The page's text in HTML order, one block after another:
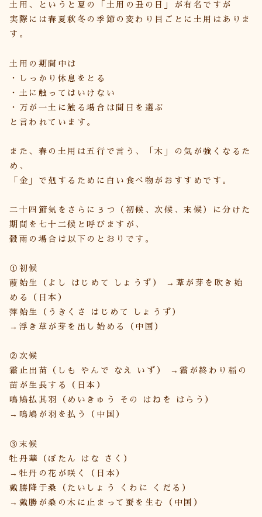
土用、というと夏の「土用の丑の日」が有名ですが
実際には春夏秋冬の季節の変わり目ごとに土用はありま
す。
土用の期間中は
・しっかり休息をとる
・土に触ってはいけない
・万が一土に触る場合は間日を選ぶ
と言われています。
また、春の土用は五行で言う、「木」の気が強くなるた
め、
「金」で剋するために白い食べ物がおすすめです。
二十四節気をさらに３つ（初候、次候、末候）に分けた
期間を七十二候と呼びますが、
穀雨の場合は以下のとおりです。
①初候
葭始生（よし はじめて しょうず） →葦が芽を吹き始
める（日本）
萍始生（うきくさ はじめて しょうず）
→浮き草が芽を出し始める（中国）
②次候
霜止出苗（しも やんで なえ いず） →霜が終わり稲の
苗が生長する（日本）
鳴鳩払其羽（めいきゅう その はねを はらう）
→鳴鳩が羽を払う（中国）
③末候
牡丹華（ぼたん はな さく）
→牡丹の花が咲く（日本）
戴勝降于桑（たいしょう くわに くだる）
→戴勝が桑の木に止まって蚕を生む（中国）